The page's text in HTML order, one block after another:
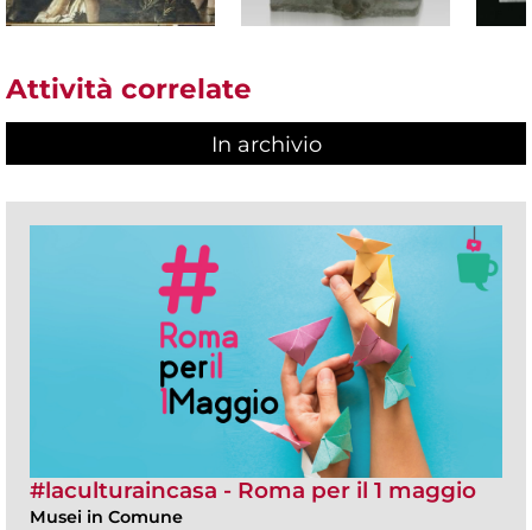
Attività correlate
In archivio
#laculturaincasa - Roma per il 1 maggio
Musei in Comune